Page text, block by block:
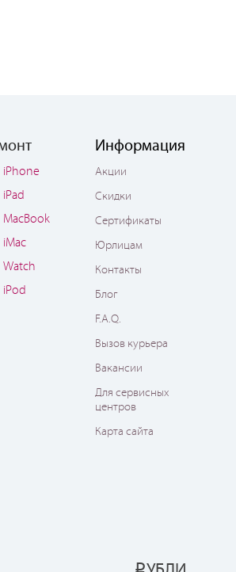
iPhone
iPad
MacBook
iMac
Watch
iPod
Информация
Акции
Скидки
Сертификаты
Юрлицам
Контакты
Блог
F.A.Q.
Вызов курьера
Вакансии
Для сервисных
центров
Карта сайта
Р